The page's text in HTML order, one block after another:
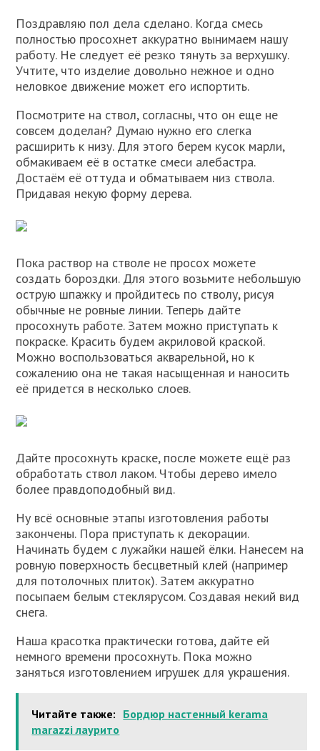
Поздравляю пол дела сделано. Когда смесь
полностью просохнет аккуратно вынимаем нашу
работу. Не следует её резко тянуть за верхушку.
Учтите, что изделие довольно нежное и одно
неловкое движение может его испортить.
Посмотрите на ствол, согласны, что он еще не
совсем доделан? Думаю нужно его слегка
расширить к низу. Для этого берем кусок марли,
обмакиваем её в остатке смеси алебастра.
Достаём её оттуда и обматываем низ ствола.
Придавая некую форму дерева.
Пока раствор на стволе не просох можете
создать бороздки. Для этого возьмите небольшую
острую шпажку и пройдитесь по стволу, рисуя
обычные не ровные линии. Теперь дайте
просохнуть работе. Затем можно приступать к
покраске. Красить будем акриловой краской.
Можно воспользоваться акварельной, но к
сожалению она не такая насыщенная и наносить
её придется в несколько слоев.
Дайте просохнуть краске, после можете ещё раз
обработать ствол лаком. Чтобы дерево имело
более правдоподобный вид.
Ну всё основные этапы изготовления работы
закончены. Пора приступать к декорации.
Начинать будем с лужайки нашей ёлки. Нанесем на
ровную поверхность бесцветный клей (например
для потолочных плиток). Затем аккуратно
посыпаем белым стеклярусом. Создавая некий вид
снега.
Наша красотка практически готова, дайте ей
немного времени просохнуть. Пока можно
заняться изготовлением игрушек для украшения.
Читайте также: Бордюр настенный kerama
marazzi лаурито